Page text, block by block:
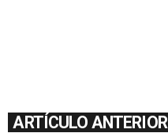
ARTÍCULO ANTERIOR